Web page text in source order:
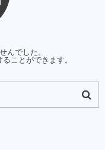
んでした。
ことができます。